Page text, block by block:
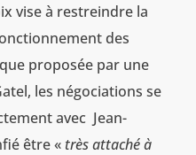
vise à restreindre la
des
proposée par une
les négociations se
avec Jean-
être « très attaché à